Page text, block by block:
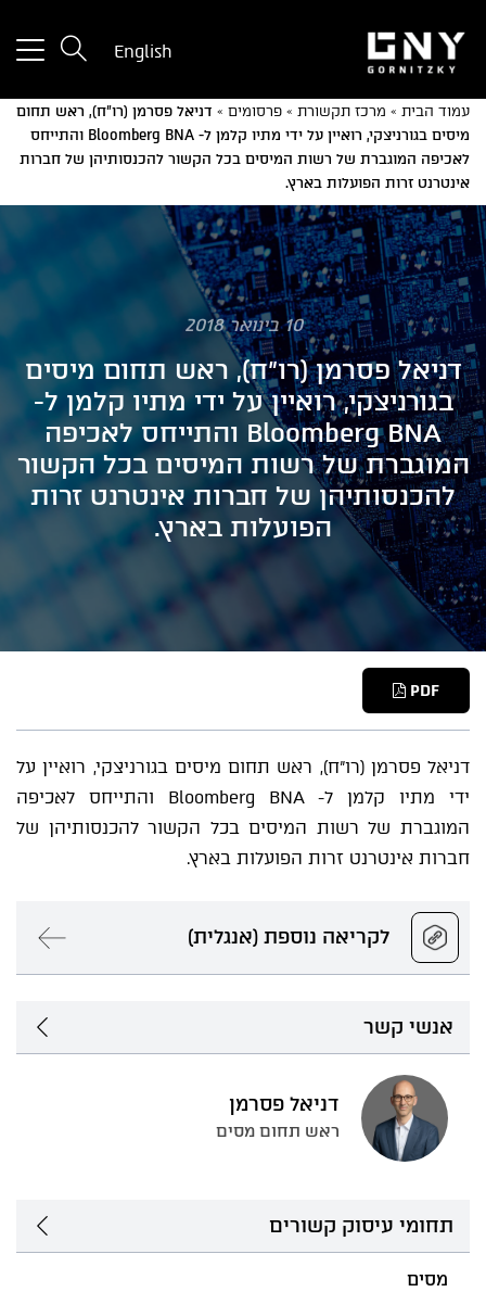
for
English
עמוד הבית » מרכז תקשורת » פרסומים » דניאל פסרמן (רו"ח), ראש תחום
מיסים בגורניצקי, רואיין על ידי מתיו קלמן ל- Bloomberg BNA והתייחס
לאכיפה המוגברת של רשות המיסים בכל הקשור להכנסותיהן של חברות
אינטרנט זרות הפועלות בארץ.
10 בינואר 2018
דניאל פסרמן (רו"ח), ראש תחום מיסים
בגורניצקי, רואיין על ידי מתיו קלמן ל-
Bloomberg BNA והתייחס לאכיפה
המוגברת של רשות המיסים בכל הקשור
להכנסותיהן של חברות אינטרנט זרות
הפועלות בארץ.
PDF
דניאל פסרמן (רו"ח), ראש תחום מיסים בגורניצקי, רואיין על
ידי מתיו קלמן ל- Bloomberg BNA והתייחס לאכיפה
המוגברת של רשות המיסים בכל הקשור להכנסותיהן של
חברות אינטרנט זרות הפועלות בארץ.
לקריאה נוספת (אנגלית)
אנשי קשר
דניאל פסרמן
ראש תחום מסים
תחומי עיסוק קשורים
מסים